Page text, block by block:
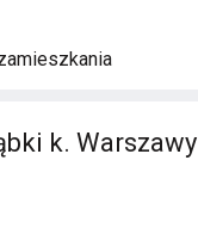
k. Warszawy